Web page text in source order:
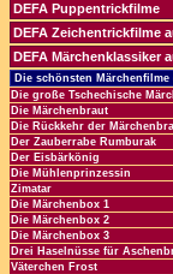
DEFA Puppentrickfilme
DEFA Zeichentrickfilme
DEFA Märchenklassiker
Die schönsten Märchenfilme
Die große Tschechische
Die Märchenbraut
Die Rückkehr der
Der Zauberrabe Rumburak
Der Eisbärkönig
Die Mühlenprinzessin
Zimatar
Die Märchenbox 1
Die Märchenbox 2
Die Märchenbox 3
Drei Haselnüsse für
Väterchen Frost